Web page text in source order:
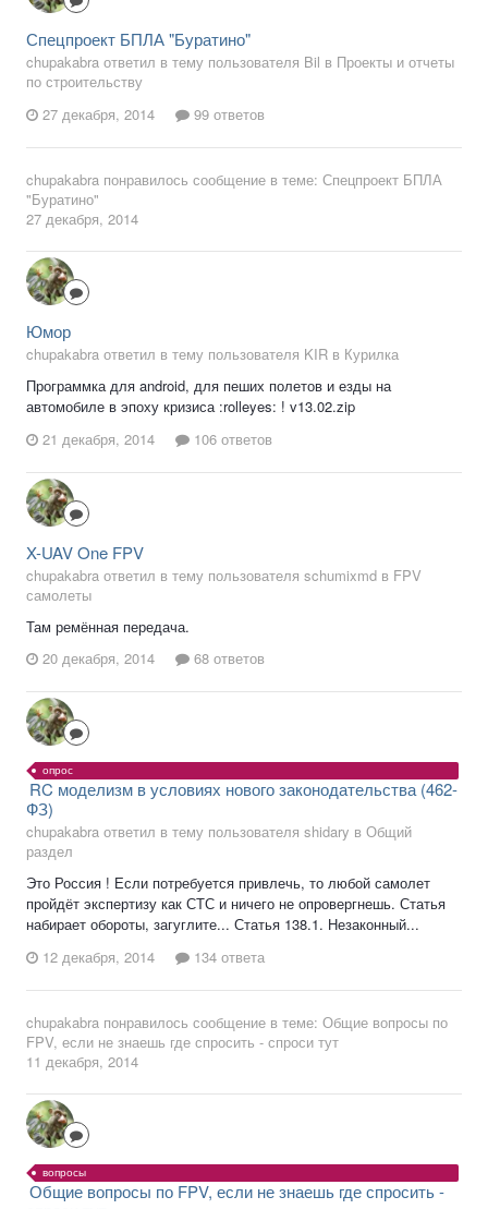
Спецпроект БПЛА "Буратино"
chupakabra ответил в тему пользователя Bil в Проекты и отчеты
по строительству
27 декабря, 2014
99 ответов
chupakabra понравилось сообщение в теме: Спецпроект БПЛА
"Буратино"
27 декабря, 2014
Юмор
chupakabra ответил в тему пользователя KIR в Курилка
Программка для android, для пеших полетов и езды на
автомобиле в эпоху кризиса :rolleyes: ! v13.02.zip
21 декабря, 2014
106 ответов
X-UAV One FPV
chupakabra ответил в тему пользователя schumixmd в FPV
самолеты
Там ремённая передача.
20 декабря, 2014
68 ответов
опрос
RC моделизм в условиях нового законодательства (462-
ФЗ)
chupakabra ответил в тему пользователя shidary в Общий
раздел
Это Россия ! Если потребуется привлечь, то любой самолет
пройдёт экспертизу как СТС и ничего не опровергнешь. Статья
набирает обороты, загуглите... Статья 138.1. Незаконный...
12 декабря, 2014
134 ответа
chupakabra понравилось сообщение в теме: Общие вопросы по
FPV, если не знаешь где спросить - спроси тут
11 декабря, 2014
вопросы
Общие вопросы по FPV, если не знаешь где спросить -